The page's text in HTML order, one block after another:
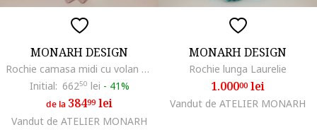
MONARH DESIGN
Rochie camasa midi cu volan si cordon
Initial: 66250 lei - 41%
de la 38499lei
Vandut de ATELIER MONARH
MONARH DESIGN
Rochie lunga Laurelie
1.00000lei
Vandut de ATELIER MONARH